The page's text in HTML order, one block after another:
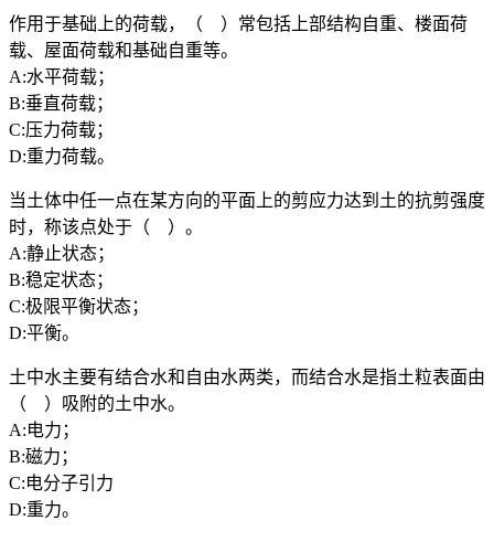
作用于基础上的荷载，（ ）常包括上部结构自重、楼面荷
载、屋面荷载和基础自重等。
A:水平荷载；
B:垂直荷载；
C:压力荷载；
D:重力荷载。
当土体中任一点在某方向的平面上的剪应力达到土的抗剪强度
时，称该点处于（ ）。
A:静止状态；
B:稳定状态；
C:极限平衡状态；
D:平衡。
土中水主要有结合水和自由水两类，而结合水是指土粒表面由
（ ）吸附的土中水。
A:电力；
B:磁力；
C:电分子引力
D:重力。